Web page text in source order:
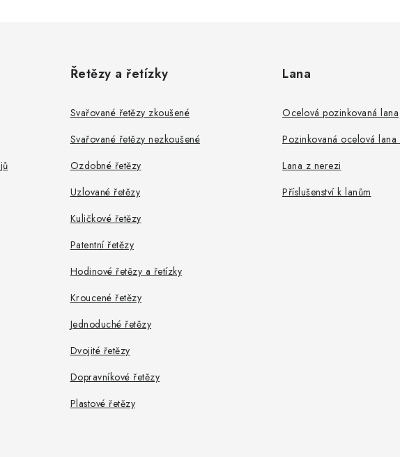
Řetězy a řetízky
Svařované řetězy zkoušené
Svařované řetězy nezkoušené
Ozdobné řetězy
Uzlované řetězy
Kuličkové řetězy
Patentní řetězy
Hodinové řetězy a řetízky
Kroucené řetězy
Jednoduché řetězy
Dvojité řetězy
Dopravníkové řetězy
Plastové řetězy
Lana
Ocelová pozinkovaná lana
Pozinkovaná ocelová lana
Lana z nerezi
Příslušenství k lanům